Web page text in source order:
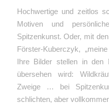
Hochwertige und zeitlos
Motiven und
Spitzenkunst. Oder, mit
Förster-Kuberczyk,
Ihre Bilder stellen in den
übersehen wird:
Zweige … bei
schlichten, aber